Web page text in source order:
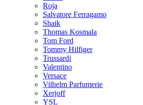
Roja
Salvatore Ferragamo
Shaik
Thomas Kosmala
Tom Ford
Tommy Hilfiger
Trussardi
Valentino
Versace
Vilhelm Parfumerie
Xerjoff
YSL